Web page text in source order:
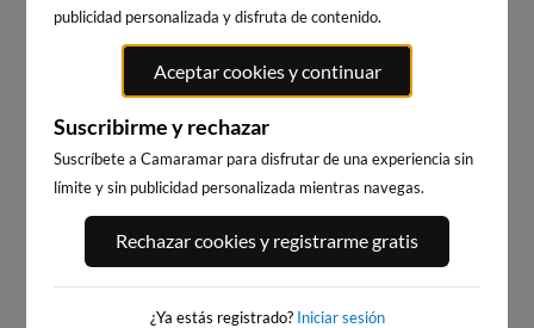
WEBCAMS CERCANAS
PORT ANDRATX
93km · Andratx
PLAYA EL MASNOU
0.1 m CHOPI
publicidad personalizada y disfruta de contenido.
Aceptar cookies y continuar
Suscribirme y rechazar
Suscríbete a Camaramar para disfrutar de una experiencia sin
límite y sin publicidad personalizada mientras navegas.
Rechazar cookies y registrarme gratis
¿Ya estás registrado? Iniciar sesión